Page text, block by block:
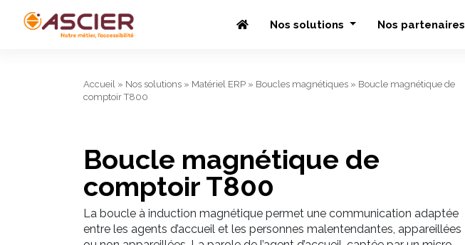
Nos solutions Nos partenaires
Accueil » Nos solutions » Matériel ERP » Boucles magnétiques » Boucle magnétique de
comptoir T800
Boucle magnétique de
comptoir T800
La boucle à induction magnétique permet une communication adaptée
entre les agents d’accueil et les personnes malentendantes, appareillées